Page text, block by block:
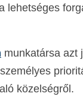
lehetséges
munkatársa azt
közelségről.